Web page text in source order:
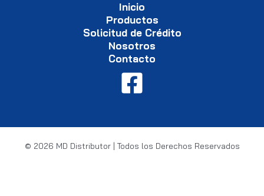
Inicio
Productos
Solicitud de Crédito
Nosotros
Contacto
© 2026 MD Distributor | Todos los Derechos Reservados